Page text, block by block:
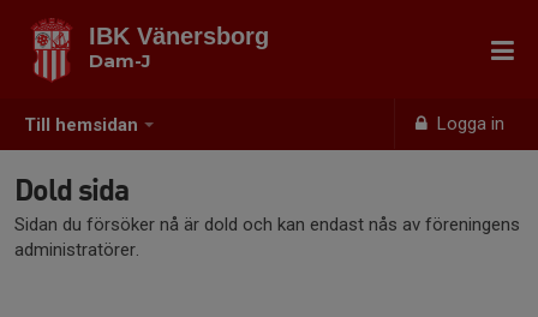
Till hemsidan Logga in
IBK Vänersborg
Dam-J
Dold sida
Sidan du försöker nå är dold och kan endast nås av föreningens
administratörer.